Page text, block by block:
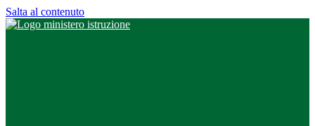
Salta al contenuto